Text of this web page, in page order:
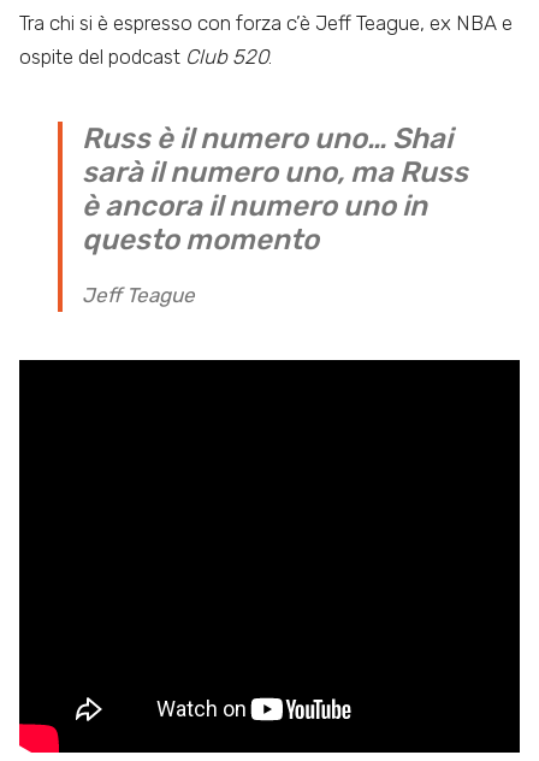
Tra chi si è espresso con forza c’è Jeff Teague, ex NBA e
ospite del podcast Club 520.
Russ è il numero uno… Shai
sarà il numero uno, ma Russ
è ancora il numero uno in
questo momento
Jeff Teague